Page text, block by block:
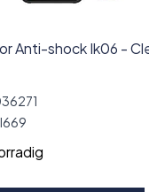
Anti-shock Ik06 -